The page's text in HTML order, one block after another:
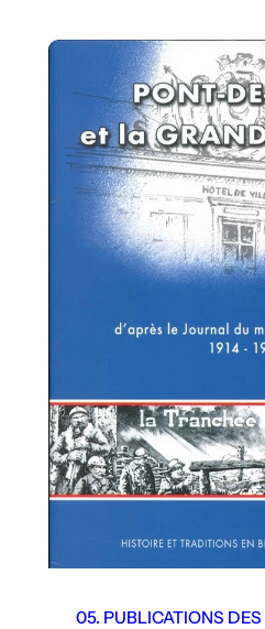
05. PUBLICATIONS